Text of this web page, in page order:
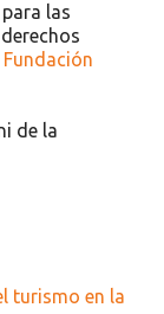
las
Fundación
de la
turismo en la